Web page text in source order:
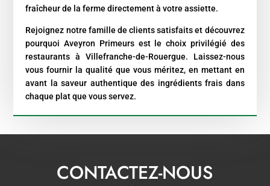
fraîcheur de la ferme directement à votre assiette.
Rejoignez notre famille de clients satisfaits et découvrez
pourquoi Aveyron Primeurs est le choix privilégié des
restaurants à Villefranche-de-Rouergue. Laissez-nous
vous fournir la qualité que vous méritez, en mettant en
avant la saveur authentique des ingrédients frais dans
chaque plat que vous servez.
CONTACTEZ-NOUS